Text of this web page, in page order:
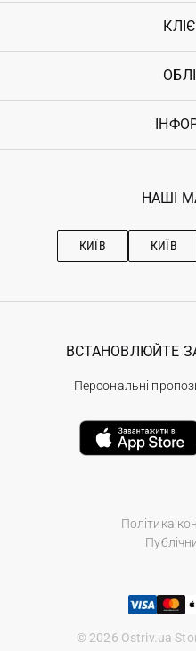
Наші
НАШІ
КИЇВ КИЇВ
Політика
© 2026 Ostriv.ua
ВСТАНОВЛЮЙТЕ
Персональні